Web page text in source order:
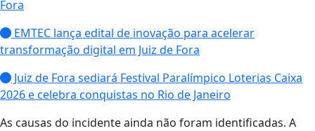
Fora
EMTEC lança edital de inovação para acelerar
transformação digital em Juiz de Fora
Juiz de Fora sediará Festival Paralímpico Loterias Caixa
2026 e celebra conquistas no Rio de Janeiro
As causas do incidente ainda não foram identificadas. A